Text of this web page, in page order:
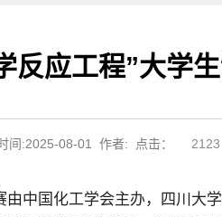
反应工程”大学
间:2025-08-01 作者: 点击： 2123
中国化工学会主办，四川大